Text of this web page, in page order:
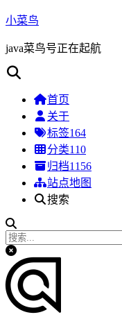
小菜鸟
java菜鸟号正在起航
首页
关于
标签164
分类110
归档1156
站点地图
搜索